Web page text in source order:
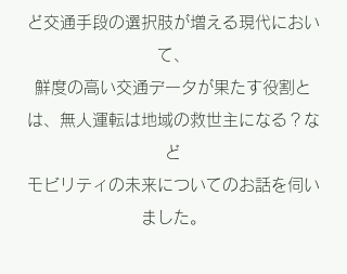
ど交通手段の選択肢が増える現代におい
て、
鮮度の高い交通データが果たす役割と
は、無人運転は地域の救世主になる？な
ど
モビリティの未来についてのお話を伺い
ました。